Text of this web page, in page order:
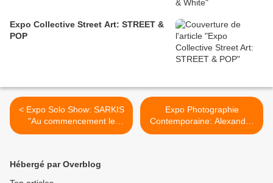
Expo Collective Street Art: STREET &
POP
< Expo Solo Show: SARKIS
"Au commencement le
blanc"
Expo Photographie
Contemporaine: Alexander
GRONSKY "Pastoral" >
Hébergé par Overblog